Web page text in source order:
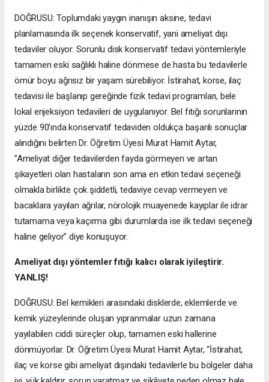
DOĞRUSU: Toplumdaki yaygın inanışın aksine, tedavi
planlamasında ilk seçenek konservatif, yani ameliyat dışı
tedaviler oluyor. Sorunlu disk konservatif tedavi yöntemleriyle
tamamen eski sağlıklı haline dönmese de hasta bu tedavilerle
ömür boyu ağrısız bir yaşam sürebiliyor. İstirahat, korse, ilaç
tedavisi ile başlanıp gereğinde fizik tedavi programları, bele
lokal enjeksiyon tedavileri de uygulanıyor. Bel fıtığı sorunlarının
yüzde 90’ında konservatif tedaviden oldukça başarılı sonuçlar
alındığını belirten Dr. Öğretim Üyesi Murat Hamit Aytar,
”Ameliyat diğer tedavilerden fayda görmeyen ve artan
şikayetleri olan hastaların son ama en etkin tedavi seçeneği
olmakla birlikte çok şiddetli, tedaviye cevap vermeyen ve
bacaklara yayılan ağrılar, nörolojik muayenede kayıplar ile idrar
tutamama veya kaçırma gibi durumlarda ise ilk tedavi seçeneği
haline geliyor” diye konuşuyor.
Ameliyat dışı yöntemler fıtığı kalıcı olarak iyileştirir.
YANLIŞ!
DOĞRUSU: Bel kemikleri arasındaki disklerde, eklemlerde ve
kemik yüzeylerinde oluşan yıpranmalar uzun zamana
yayılabilen ciddi süreçler olup, tamamen eski hallerine
dönmüyorlar. Dr. Öğretim Üyesi Murat Hamit Aytar, “İstirahat,
ilaç ve korse gibi ameliyat dışındaki tedavilerle bu bölgeler daha